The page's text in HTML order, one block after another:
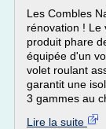
Les Combles
rénovation ! Le
produit phare
équipée d'un
volet roulant
garantit une
3 gammes au
Lire la suite